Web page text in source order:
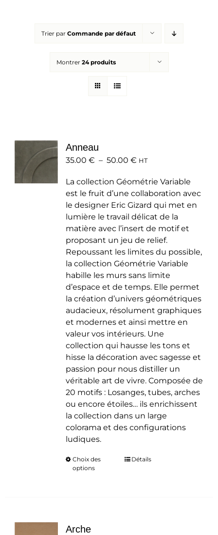
Trier par Commande par défaut
Montrer 24 produits
Anneau
35.00 € – 50.00 €Plage
prix :
35.00 €
à
50.00 €
HT
La collection Géométrie Variable
est le fruit d’une collaboration avec
le designer Eric Gizard qui met en
lumière le travail délicat de la
matière avec l’insert de motif et
proposant un jeu de relief.
Repoussant les limites du possible,
la collection Géométrie Variable
habille les murs sans limite
d’espace et de temps. Elle permet
la création d’univers géométriques
audacieux, résolument graphiques
et modernes et ainsi mettre en
valeur vos intérieurs. Une
collection qui hausse les tons et
hisse la décoration avec sagesse et
passion pour nous distiller un
véritable art de vivre. Composée de
20 motifs : Losanges, tubes, arches
ou encore étoiles… ils enrichissent
la collection dans un large
colorama et des configurations
ludiques.
Choix des
options
CeDétails
Arche